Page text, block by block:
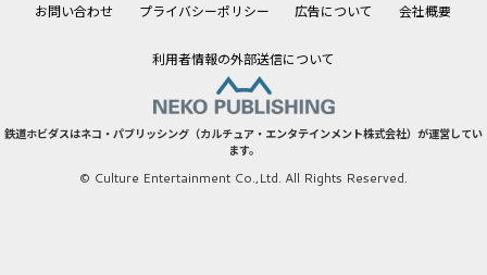
お問い合わせ プライバシーポリシー 広告について 会社概要
利用者情報の外部送信について
鉄道ホビダスはネコ・パブリッシング（カルチュア・エンタテインメント株式会社）が運営してい
ます。
© Culture Entertainment Co.,Ltd. All Rights Reserved.